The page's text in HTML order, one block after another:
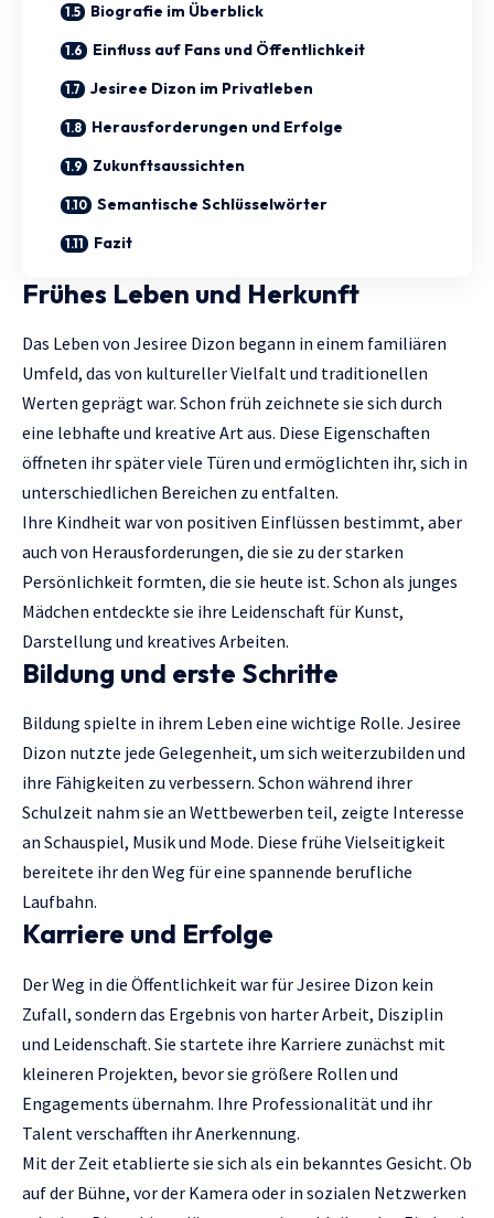
Biografie im Überblick
Einfluss auf Fans und Öffentlichkeit
Jesiree Dizon im Privatleben
Herausforderungen und Erfolge
Zukunftsaussichten
Semantische Schlüsselwörter
Fazit
Frühes Leben und Herkunft
Das Leben von Jesiree Dizon begann in einem familiären
Umfeld, das von kultureller Vielfalt und traditionellen
Werten geprägt war. Schon früh zeichnete sie sich durch
eine lebhafte und kreative Art aus. Diese Eigenschaften
öffneten ihr später viele Türen und ermöglichten ihr, sich in
unterschiedlichen Bereichen zu entfalten.
Ihre Kindheit war von positiven Einflüssen bestimmt, aber
auch von Herausforderungen, die sie zu der starken
Persönlichkeit formten, die sie heute ist. Schon als junges
Mädchen entdeckte sie ihre Leidenschaft für Kunst,
Darstellung und kreatives Arbeiten.
Bildung und erste Schritte
Bildung spielte in ihrem Leben eine wichtige Rolle. Jesiree
Dizon nutzte jede Gelegenheit, um sich weiterzubilden und
ihre Fähigkeiten zu verbessern. Schon während ihrer
Schulzeit nahm sie an Wettbewerben teil, zeigte Interesse
an Schauspiel, Musik und Mode. Diese frühe Vielseitigkeit
bereitete ihr den Weg für eine spannende berufliche
Laufbahn.
Karriere und Erfolge
Der Weg in die Öffentlichkeit war fürJesiree Dizon kein
Zufall, sondern das Ergebnis von harter Arbeit, Disziplin
und Leidenschaft. Sie startete ihre Karriere zunächst mit
kleineren Projekten, bevor sie größere Rollen und
Engagements übernahm. Ihre Professionalität und ihr
Talent verschafften ihr Anerkennung.
Mit der Zeit etablierte sie sich als ein bekanntes Gesicht. Ob
auf der Bühne, vor der Kamera oder in sozialen Netzwerken